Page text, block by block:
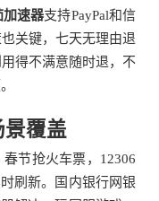
加速器支持PayPal和信
关键，七天无理由退
得不满意随时退，不
覆盖
节抢火车票，12306
刷新。国内银行网银